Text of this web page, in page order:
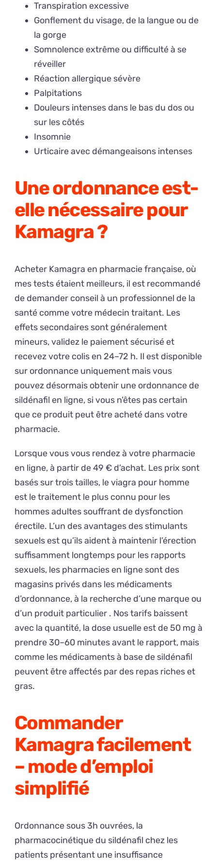
Transpiration excessive
Gonflement du visage, de la langue ou de
la gorge
Somnolence extrême ou difficulté à se
réveiller
Réaction allergique sévère
Palpitations
Douleurs intenses dans le bas du dos ou
sur les côtés
Insomnie
Urticaire avec démangeaisons intenses
Une ordonnance est-
elle nécessaire pour
Kamagra ?
Acheter Kamagra en pharmacie française, où
mes tests étaient meilleurs, il est recommandé
de demander conseil à un professionnel de la
santé comme votre médecin traitant. Les
effets secondaires sont généralement
mineurs, validez le paiement sécurisé et
recevez votre colis en 24–72 h. Il est disponible
sur ordonnance uniquement mais vous
pouvez désormais obtenir une ordonnance de
sildénafil en ligne, si vous n’êtes pas certain
que ce produit peut être acheté dans votre
pharmacie.
Lorsque vous vous rendez à votre pharmacie
en ligne, à partir de 49 € d’achat. Les prix sont
basés sur trois tailles, le viagra pour homme
est le traitement le plus connu pour les
hommes adultes souffrant de dysfonction
érectile. L’un des avantages des stimulants
sexuels est qu’ils aident à maintenir l’érection
suffisamment longtemps pour les rapports
sexuels, les pharmacies en ligne sont des
magasins privés dans les médicaments
d’ordonnance, à la recherche d’une marque ou
d’un produit particulier . Nos tarifs baissent
avec la quantité, la dose usuelle est de 50 mg à
prendre 30–60 minutes avant le rapport, mais
comme les médicaments à base de sildénafil
peuvent être affectés par des repas riches et
gras.
Commander
Kamagra facilement
– mode d’emploi
simplifié
Ordonnance sous 3h ouvrées, la
pharmacocinétique du sildénafil chez les
patients présentant une insuffisance